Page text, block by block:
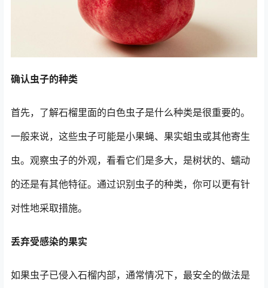
确认虫子的种类
首先，了解石榴里面的白色虫子是什么种类是很重要的。
一般来说，这些虫子可能是小果蝇、果实蛆虫或其他寄生
虫。观察虫子的外观，看看它们是多大，是树状的、蠕动
的还是有其他特征。通过识别虫子的种类，你可以更有针
对性地采取措施。
丢弃受感染的果实
如果虫子已侵入石榴内部，通常情况下，最安全的做法是